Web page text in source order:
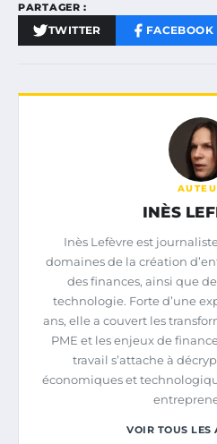
PARTAGER :
TWITTER FACEBOOK
INÈS
Inès Lefèvre est
domaines de la création
des finances, ainsi que
technologie. Forte d’une
ans, elle a couvert les
PME et les enjeux de
travail s’attache à
économiques et
VOIR TOUS LES